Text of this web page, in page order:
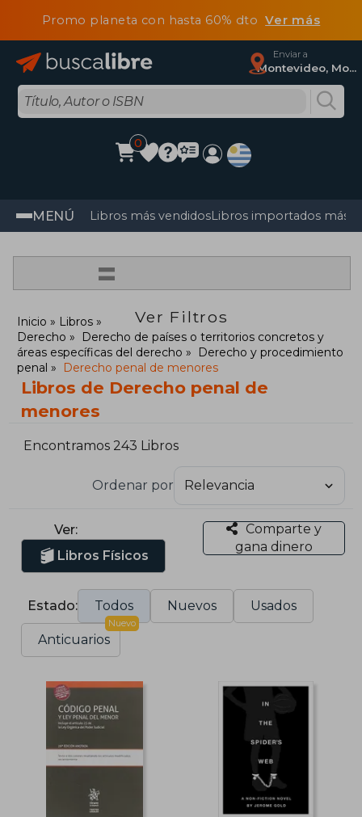
Promo planeta con hasta 60% dtoVer más
Enviar a
Montevideo, Montevideo
0
MENÚ Libros más vendidosLibros importados más
=
Ver Filtros
Inicio
Libros
Derecho
Derecho de países o territorios concretos y
áreas específicas del derecho
Derecho y procedimiento
penal
Derecho penal de menores
Libros de Derecho penal de
menores
Encontramos 243 Libros
Ordenar por
Ver:
Libros Físicos
Comparte y
gana dinero
Estado: Todos Nuevos Usados
Anticuarios
Nuevo